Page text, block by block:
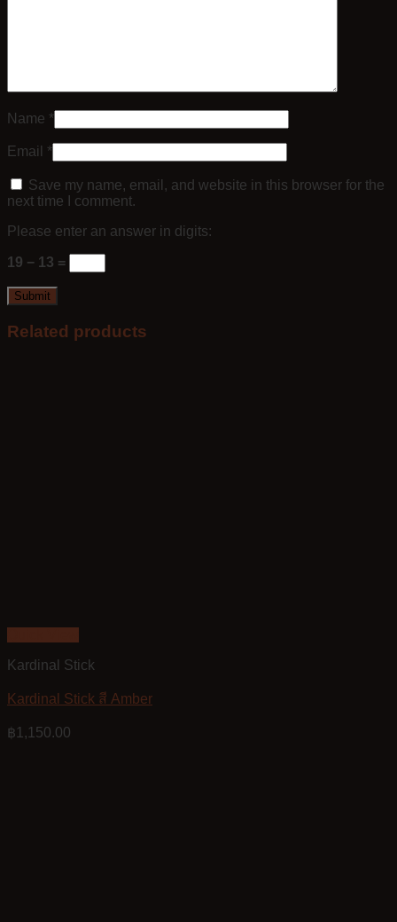
Name *
Email *
Save my name, email, and website in this browser for the
next time I comment.
Please enter an answer in digits:
19 − 13 =
Related products
Kardinal Stick
Kardinal Stick สี Amber
฿1,150.00